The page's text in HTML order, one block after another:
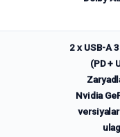
2 x USB-A
(PD +
Nvidia